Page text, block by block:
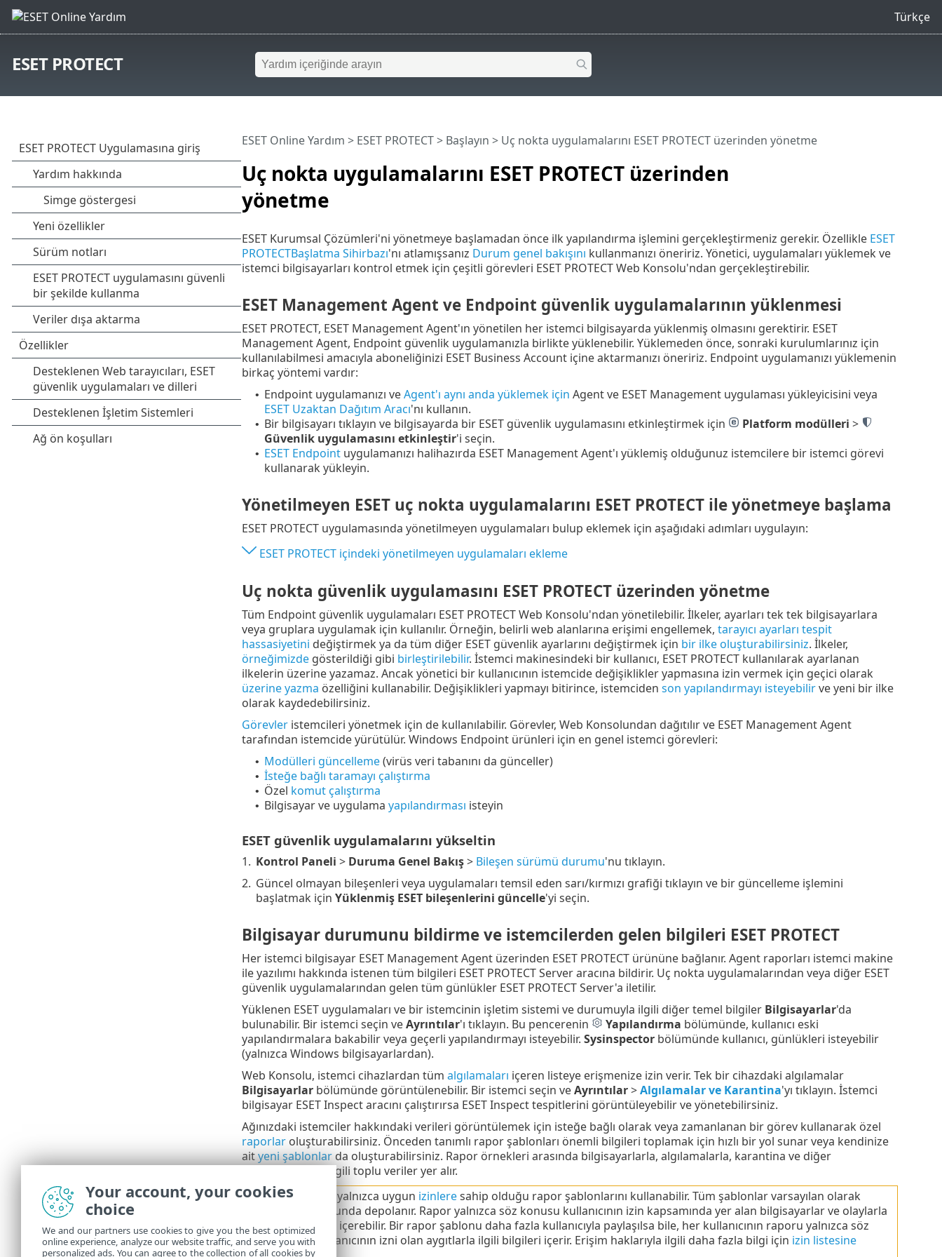
Türkçe
ESET PROTECT
Uç nokta uygulamalarını ESET PROTECT üzerinden
yönetme
ESET Online Yardım > ESET PROTECT> Başlayın > Uç nokta uygulamalarını ESET PROTECT üzerinden yönetme
ESET Kurumsal Çözümleri'ni yönetmeye başlamadan önce ilk yapılandırma işlemini gerçekleştirmeniz gerekir. Özellikle ESET
PROTECTBaşlatma Sihirbazı'nı atlamışsanız Durum genel bakışını kullanmanızı öneririz. Yönetici, uygulamaları yüklemek ve
istemci bilgisayarları kontrol etmek için çeşitli görevleri ESET PROTECT Web Konsolu'ndan gerçekleştirebilir.
ESET Management Agent ve Endpoint güvenlik uygulamalarının yüklenmesi
ESET PROTECT, ESET Management Agent'ın yönetilen her istemci bilgisayarda yüklenmiş olmasını gerektirir. ESET
Management Agent, Endpoint güvenlik uygulamanızla birlikte yüklenebilir. Yüklemeden önce, sonraki kurulumlarınız için
kullanılabilmesi amacıyla aboneliğinizi ESET Business Account içine aktarmanızı öneririz. Endpoint uygulamanızı yüklemenin
birkaç yöntemi vardır:
• Endpoint uygulamanızı veAgent'ı aynı anda yüklemek için Agent ve ESET Management uygulaması yükleyicisini veya
ESET Uzaktan Dağıtım Aracı'nı kullanın.
• Bir bilgisayarı tıklayın ve bilgisayarda bir ESET güvenlik uygulamasını etkinleştirmek için Platform modülleri >
Güvenlik uygulamasını etkinleştir'i seçin.
• ESET Endpointuygulamanızı halihazırda ESET Management Agent'ı yüklemiş olduğunuz istemcilere bir istemci görevi
kullanarak yükleyin.
Yönetilmeyen ESET uç nokta uygulamalarını ESET PROTECT ile yönetmeye başlama
ESET PROTECT‎ uygulamasında yönetilmeyen uygulamaları bulup eklemek için aşağıdaki adımları uygulayın:
ESET PROTECT içindeki yönetilmeyen uygulamaları ekleme
Uç nokta güvenlik uygulamasını ESET PROTECT üzerinden yönetme
Tüm Endpoint güvenlik uygulamaları ESET PROTECT Web Konsolu'ndan yönetilebilir. İlkeler, ayarları tek tek bilgisayarlara
veya gruplara uygulamak için kullanılır. Örneğin, belirli web alanlarına erişimi engellemek, tarayıcı ayarları tespit
hassasiyetini değiştirmek ya da tüm diğer ESET güvenlik ayarlarını değiştirmek için bir ilke oluşturabilirsiniz. İlkeler,
örneğimizdegösterildiği gibi birleştirilebilir. İstemci makinesindeki bir kullanıcı, ESET PROTECT kullanılarak ayarlanan
ilkelerin üzerine yazamaz. Ancak yönetici bir kullanıcının istemcide değişiklikler yapmasına izin vermek için geçici olarak
üzerine yazma özelliğini kullanabilir. Değişiklikleri yapmayı bitirince, istemciden son yapılandırmayı isteyebilirve yeni bir ilke
olarak kaydedebilirsiniz.
Görevleristemcileri yönetmek için de kullanılabilir. Görevler, Web Konsolundan dağıtılır ve ESET Management Agent
tarafından istemcide yürütülür. Windows Endpoint ürünleri için en genel istemci görevleri:
• Modülleri güncelleme(virüs veri tabanını da günceller)
• İsteğe bağlı taramayı çalıştırma
• Özel komut çalıştırma
• Bilgisayar ve uygulama yapılandırması isteyin
ESET güvenlik uygulamalarını yükseltin
1. Kontrol Paneli > Duruma Genel Bakış> Bileşen sürümü durumu'nu tıklayın.
2. Güncel olmayan bileşenleri veya uygulamaları temsil eden sarı/kırmızı grafiği tıklayın ve bir güncelleme işlemini
başlatmak için Yüklenmiş ESET bileşenlerini güncelle'yi seçin.
Bilgisayar durumunu bildirme ve istemcilerden gelen bilgileri ESET PROTECT
Her istemci bilgisayar ESET Management Agent üzerinden ESET PROTECT ürününe bağlanır. Agent raporları istemci makine
ile yazılımı hakkında istenen tüm bilgileri ESET PROTECT Server aracına bildirir. Uç nokta uygulamalarından veya diğer ESET
güvenlik uygulamalarından gelen tüm günlükler ESET PROTECT Server'a iletilir.
Yüklenen ESET uygulamaları ve bir istemcinin işletim sistemi ve durumuyla ilgili diğer temel bilgiler Bilgisayarlar'da
bulunabilir. Bir istemci seçin veAyrıntılar'ı tıklayın. Bu pencerenin Yapılandırma bölümünde, kullanıcı eski
yapılandırmalara bakabilir veya geçerli yapılandırmayı isteyebilir. Sysinspectorbölümünde kullanıcı, günlükleri isteyebilir
(yalnızca Windows bilgisayarlardan).
Web Konsolu, istemci cihazlardan tüm algılamaları içeren listeye erişmenize izin verir. Tek bir cihazdaki algılamalar
Bilgisayarlarbölümünde görüntülenebilir. Bir istemci seçin veAyrıntılar>Algılamalar ve Karantina'yı tıklayın. İstemci
bilgisayar ESET Inspect aracını çalıştırırsa ESET Inspect tespitlerini görüntüleyebilir ve yönetebilirsiniz.
Ağınızdaki istemciler hakkındaki verileri görüntülemek için isteğe bağlı olarak veya zamanlanan bir görev kullanarak özel
raporlaroluşturabilirsiniz. Önceden tanımlı rapor şablonları önemli bilgileri toplamak için hızlı bir yol sunar veya kendinize
aityeni şablonlarda oluşturabilirsiniz. Rapor örnekleri arasında bilgisayarlarla, algılamalarla, karantina ve diğer
güncellemelerle ilgili toplu veriler yer alır.
Bir kullanıcı yalnızca uygun izinleresahip olduğu rapor şablonlarını kullanabilir. Tüm şablonlar varsayılan olarak
grubunda depolanır. Rapor yalnızca söz konusu kullanıcının izin kapsamında yer alan bilgisayarlar ve olaylarla
ilgili bilgileri içerebilir. Bir rapor şablonu daha fazla kullanıcıyla paylaşılsa bile, her kullanıcının raporu yalnızca söz
konusu kullanıcının izni olan aygıtlarla ilgili bilgileri içerir. Erişim haklarıyla ilgili daha fazla bilgi için izin listesine
Your account, your cookies
choice
We and our partners use cookies to give you the best optimized
online experience, analyze our website traffic, and serve you with
personalized ads. You can agree to the collection of all cookies by